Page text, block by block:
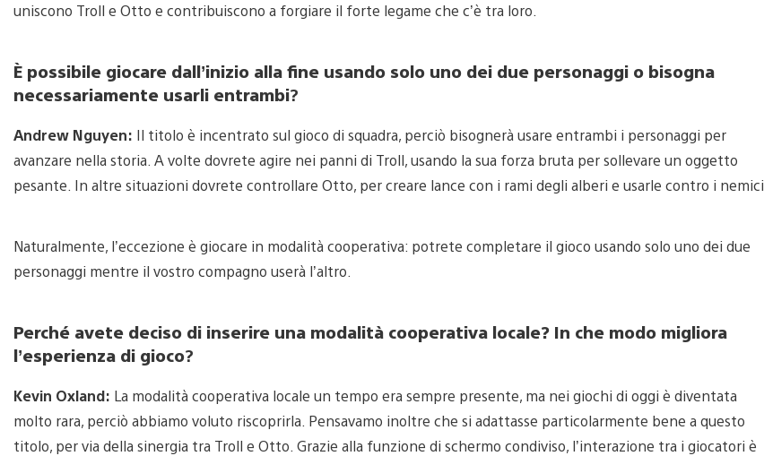
uniscono Troll e Otto e contribuiscono a forgiare il forte legame che c’è tra loro.
È possibile giocare dall’inizio alla fine usando solo uno dei due personaggi o bisogna
necessariamente usarli entrambi?
Andrew Nguyen: Il titolo è incentrato sul gioco di squadra, perciò bisognerà usare entrambi i personaggi per
avanzare nella storia. A volte dovrete agire nei panni di Troll, usando la sua forza bruta per sollevare un oggetto
pesante. In altre situazioni dovrete controllare Otto, per creare lance con i rami degli alberi e usarle contro i nemici.
Naturalmente, l’eccezione è giocare in modalità cooperativa: potrete completare il gioco usando solo uno dei due
personaggi mentre il vostro compagno userà l’altro.
Perché avete deciso di inserire una modalità cooperativa locale? In che modo migliora
l’esperienza di gioco?
Kevin Oxland: La modalità cooperativa locale un tempo era sempre presente, ma nei giochi di oggi è diventata
molto rara, perciò abbiamo voluto riscoprirla. Pensavamo inoltre che si adattasse particolarmente bene a questo
titolo, per via della sinergia tra Troll e Otto. Grazie alla funzione di schermo condiviso, l’interazione tra i giocatori è